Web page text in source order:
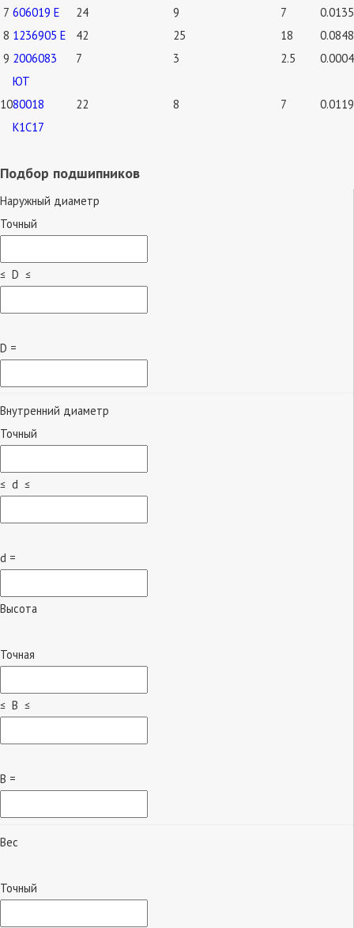
7 606019 Е 24 9 7
0.0135
8 1236905 E 42 25 18
0.0848
9 2006083
ЮТ
7 3 2.5 0.0004
1080018
К1С17
22 8 7 0.0119
Подбор подшипников
Наружный диаметр
Точный
≤ D ≤
D =
Внутренний диаметр
Точный
≤ d ≤
d =
Высота
Точная
≤ B ≤
B =
Вес
Точный